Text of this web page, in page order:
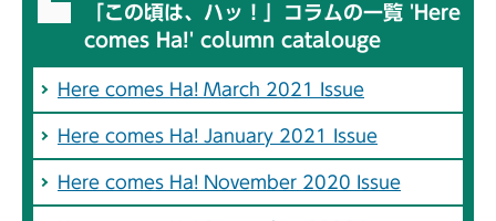
「この頃は、ハッ！」コラムの一覧 'Here
comes Ha!' column catalouge
Here comes Ha! March 2021 Issue
Here comes Ha! January 2021 Issue
Here comes Ha! November 2020 Issue